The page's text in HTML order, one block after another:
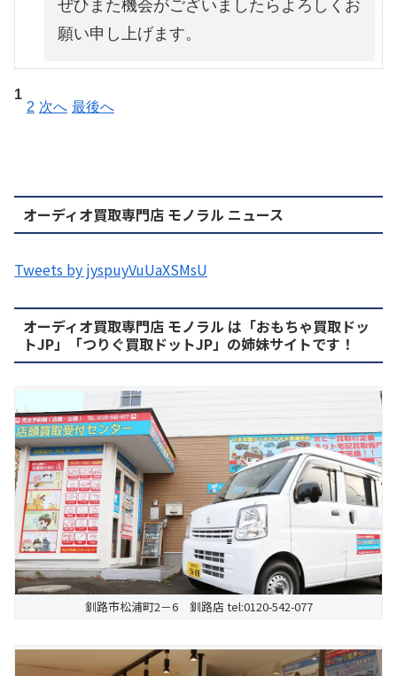
ぜひまた機会がございましたらよろしくお
願い申し上げます。
1
2 次へ 最後へ
オーディオ買取専門店 モノラル ニュース
Tweets by jyspuyVuUaXSMsU
オーディオ買取専門店 モノラル は「おもちゃ買取ドッ
トJP」「つりぐ買取ドットJP」の姉妹サイトです！
釧路市松浦町2－6 釧路店 tel:0120-542-077